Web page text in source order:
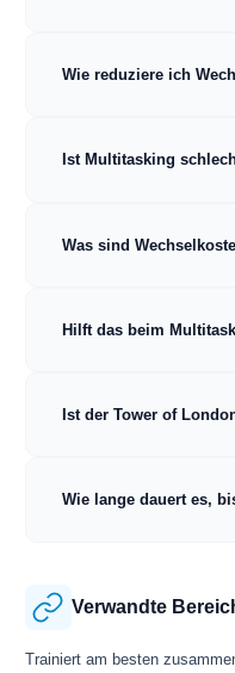
Wie reduziere ich
Ist Multitasking
Was sind
Hilft das beim
Ist der Tower of
Wie lange dauert es,
Verwandte
Trainiert am besten